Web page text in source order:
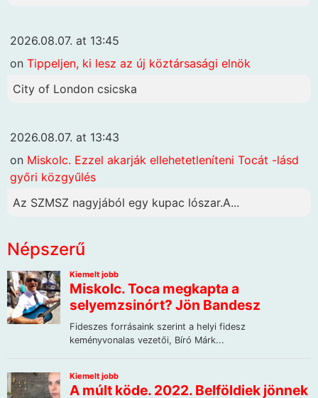
2026.08.07. at 13:45
on Tippeljen, ki lesz az új köztársasági elnök
City of London csicska
2026.08.07. at 13:43
on Miskolc. Ezzel akarják ellehetetleníteni Tocát -lásd
győri közgyűlés
Az SZMSZ nagyjából egy kupac lószar.A...
Népszerű